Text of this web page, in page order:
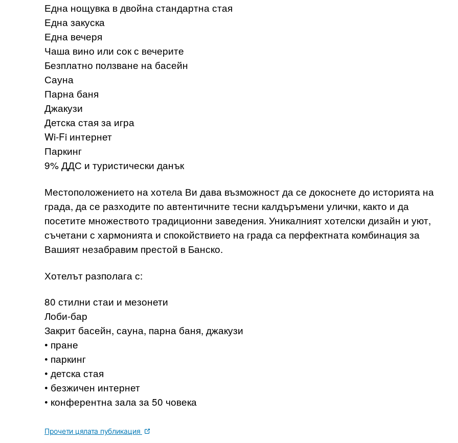
Една нощувка в двойна стандартна стая
Една закуска
Една вечеря
Чаша вино или сок с вечерите
Безплатно ползване на басейн
Сауна
Парна баня
Джакузи
Детска стая за игра
Wi-Fi интернет
Паркинг
9% ДДС и туристически данък
Местоположението на хотела Ви дава възможност да се докоснете до историята на
града, да се разходите по автентичните тесни калдъръмени улички, както и да
посетите множеството традиционни заведения. Уникалният хотелски дизайн и уют,
съчетани с хармонията и спокойствието на града са перфектната комбинация за
Вашият незабравим престой в Банско.
Хотелът разполага с:
80 стилни стаи и мезонети
Лоби-бар
Закрит басейн, сауна, парна баня, джакузи
• пране
• паркинг
• детска стая
• безжичен интернет
• конферентна зала за 50 човека
Прочети цялата публикация